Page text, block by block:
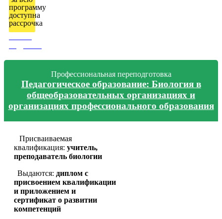
программу
доступна
рассрочка
Профессиональная переподготовка
Педагогическое образование: Биология в
общеобразовательных организациях и
организациях профессионального образования
Присваиваемая
квалификация: учитель,
преподаватель биологии
Выдаются: диплом с
присвоением квалификации
и приложением и
сертификат о развитии
компетенций